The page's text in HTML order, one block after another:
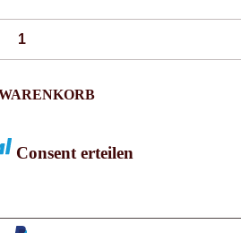
Consent erteilen